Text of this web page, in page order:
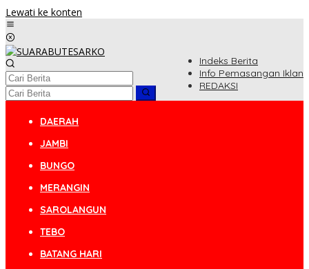
Lewati ke konten
Indeks Berita
Info Pemasangan Iklan
REDAKSI
DAERAH
JAMBI
BUNGO
MERANGIN
SAROLANGUN
TEBO
BATANG HARI